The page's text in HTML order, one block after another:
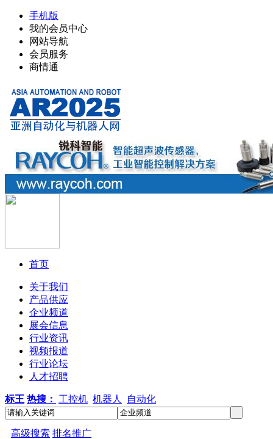
手机版
我的会员中心
网站导航
会员服务
商情通
首页
关于我们
产品供应
企业频道
展会信息
行业资讯
视频报道
行业论坛
人才招聘
标王 热搜： 工控机 机器人 自动化
高级搜索 排名推广